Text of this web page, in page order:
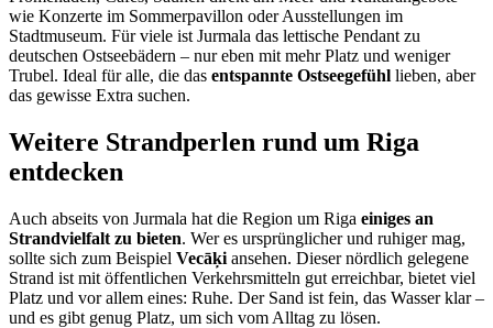
wie Konzerte im Sommerpavillon oder Ausstellungen im
Stadtmuseum. Für viele ist Jurmala das lettische Pendant zu
deutschen Ostseebädern – nur eben mit mehr Platz und weniger
Trubel. Ideal für alle, die das entspannte Ostseegefühl lieben, aber
das gewisse Extra suchen.
Weitere Strandperlen rund um Riga
entdecken
Auch abseits von Jurmala hat die Region um Riga einiges an
Strandvielfalt zu bieten. Wer es ursprünglicher und ruhiger mag,
sollte sich zum Beispiel Vecāķi ansehen. Dieser nördlich gelegene
Strand ist mit öffentlichen Verkehrsmitteln gut erreichbar, bietet viel
Platz und vor allem eines: Ruhe. Der Sand ist fein, das Wasser klar –
und es gibt genug Platz, um sich vom Alltag zu lösen.